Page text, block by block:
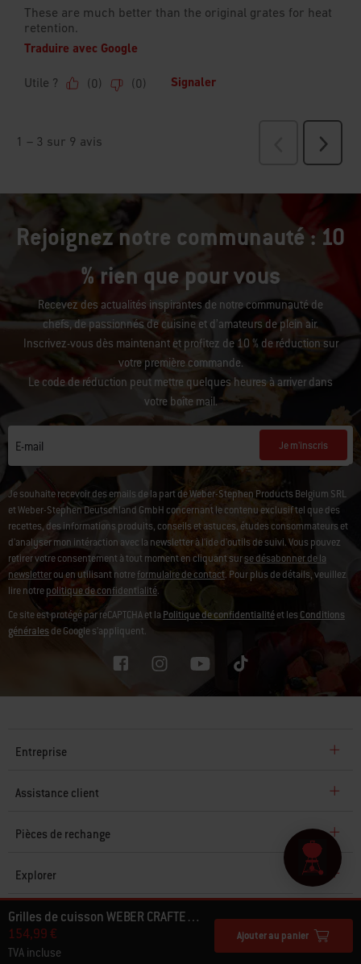
Grilles de cuisson WEBER CRAFTED en fonte émaillée
154,99 €
TVA incluse
Ajouter au panier
Rejoignez notre communauté : 10
% rien que pour vous
Recevez des actualités inspirantes de notre communauté de
chefs, de passionnés de cuisine et d’amateurs de plein air.
Inscrivez-vous dès maintenant et profitez de 10 % de réduction sur
votre première commande.
Le code de réduction peut mettre quelques heures à arriver dans
votre boîte mail.
E-mail Je m'inscris
Je souhaite recevoir des emails de la part de Weber-Stephen Products Belgium SRL
et Weber-Stephen Deutschland GmbH concernant le contenu exclusif tel que des
recettes, des informations produits, conseils et astuces, études consommateurs et
d'analyser mon intéraction avec la newsletter à l'ide d'outils de suivi.Vous pouvez
retirer votre consentement à tout moment en cliquant surse désabonner de la
newsletterou en utilisant notreformulaire de contact. Pour plus de détails, veuillez
lire notrepolitique de confidentialité.
Ce site est protégé par reCAPTCHA et la Politique de confidentialitéet lesConditions
généralesde Google s’appliquent.
Entreprise
Assistance client
Pièces de rechange
Explorer
© 2026 Weber. Tous droits réservés.